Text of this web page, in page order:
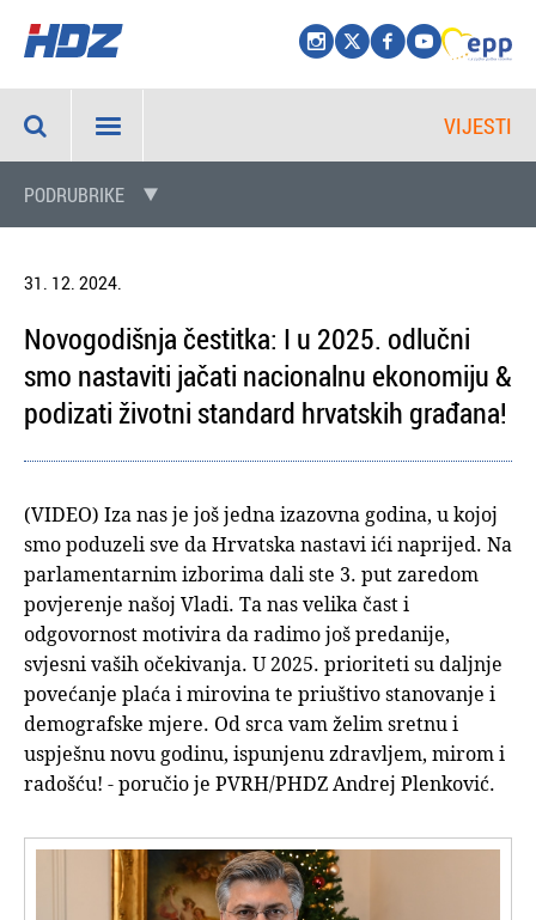
VIJESTI
PODRUBRIKE
31. 12. 2024.
Novogodišnja čestitka: I u 2025. odlučni
smo nastaviti jačati nacionalnu ekonomiju &
podizati životni standard hrvatskih građana!
(VIDEO) Iza nas je još jedna izazovna godina, u kojoj
smo poduzeli sve da Hrvatska nastavi ići naprijed. Na
parlamentarnim izborima dali ste 3. put zaredom
povjerenje našoj Vladi. Ta nas velika čast i
odgovornost motivira da radimo još predanije,
svjesni vaših očekivanja. U 2025. prioriteti su daljnje
povećanje plaća i mirovina te priuštivo stanovanje i
demografske mjere. Od srca vam želim sretnu i
uspješnu novu godinu, ispunjenu zdravljem, mirom i
radošću! - poručio je PVRH/PHDZ Andrej Plenković.